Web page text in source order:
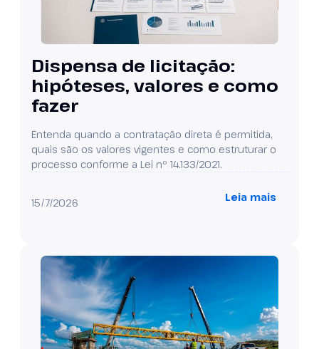
Dispensa de licitação:
hipóteses, valores e como
fazer
Entenda quando a contratação direta é permitida,
quais são os valores vigentes e como estruturar o
processo conforme a Lei nº 14.133/2021.
15/7/2026 Leia mais